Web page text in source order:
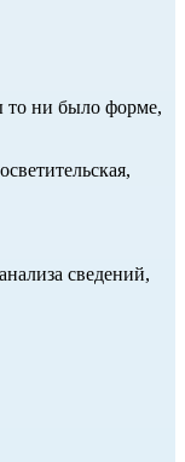
то ни было форме,
сведений,